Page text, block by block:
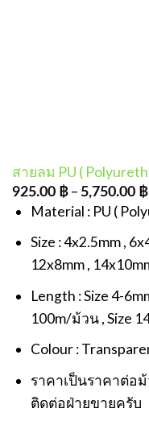
สายลม PU (
925.00 ฿– 5,750.00 ฿
Material : PU (
Size : 4x2.5mm ,
12x8mm ,
Length : Size 4-
100m/ม้วน , Size
Colour :
ราคาเป็นราคาต่อ
ติดต่อฝ่ายขายครับ